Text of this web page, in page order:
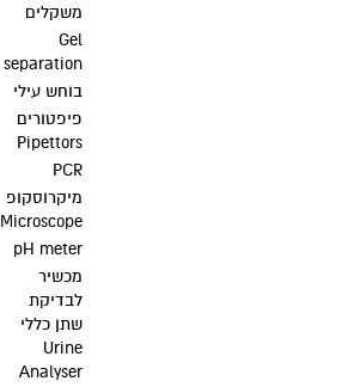
משקלים
Gel
separation
בוחש עילי
פיפטורים
Pipettors
PCR
מיקרוסקופ
Microscope
pH meter
מכשיר
לבדיקת
שתן כללי
Urine
Analyser